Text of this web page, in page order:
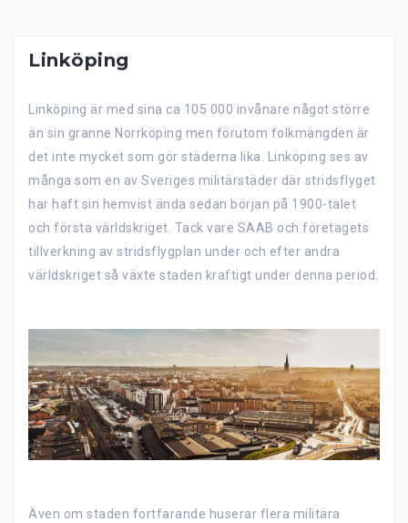
Linköping
Linköping är med sina ca 105 000 invånare något större
än sin granne Norrköping men förutom folkmängden är
det inte mycket som gör städerna lika. Linköping ses av
många som en av Sveriges militärstäder där stridsflyget
har haft sin hemvist ända sedan början på 1900-talet
och första världskriget. Tack vare SAAB och företagets
tillverkning av stridsflygplan under och efter andra
världskriget så växte staden kraftigt under denna period.
Även om staden fortfarande huserar flera militära